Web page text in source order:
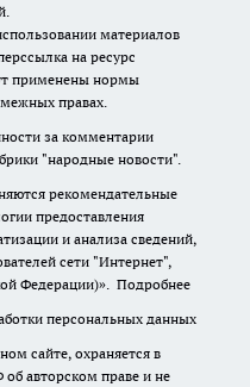
материалов
на ресурс
применены нормы
правах.
за комментарии
"народные новости".
рекомендательные
предоставления
и анализа сведений,
сети "Интернет",
Федерации)». Подробнее
персональных данных
сайте, охраняется в
об авторском праве и не